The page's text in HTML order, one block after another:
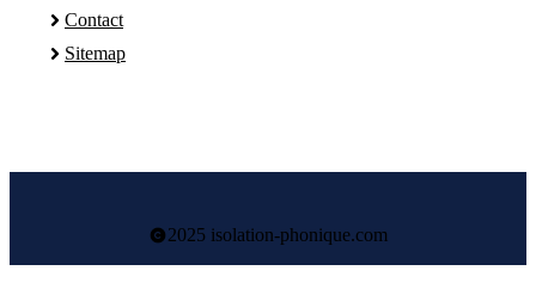
Contact
Sitemap
2025 isolation-phonique.com